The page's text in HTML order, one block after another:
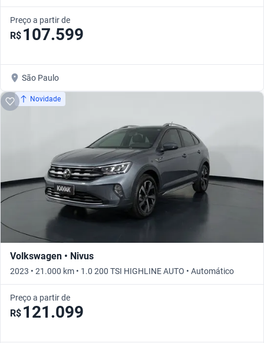
Preço a partir de
R$ 107.599
São Paulo
Novidade
Volkswagen • Nivus
2023 • 21.000 km • 1.0 200 TSI HIGHLINE AUTO • Automático
Preço a partir de
R$ 121.099